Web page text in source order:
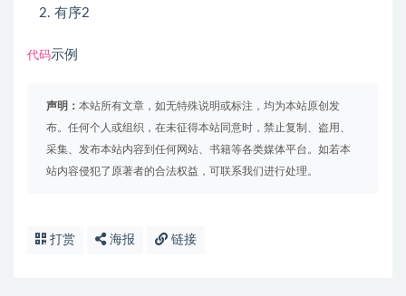
有序2
代码示例
声明： 本站所有文章，如无特殊说明或标注，均为本站原创发
布。任何个人或组织，在未征得本站同意时，禁止复制、盗用、
采集、发布本站内容到任何网站、书籍等各类媒体平台。如若本
站内容侵犯了原著者的合法权益，可联系我们进行处理。
打赏 海报 链接